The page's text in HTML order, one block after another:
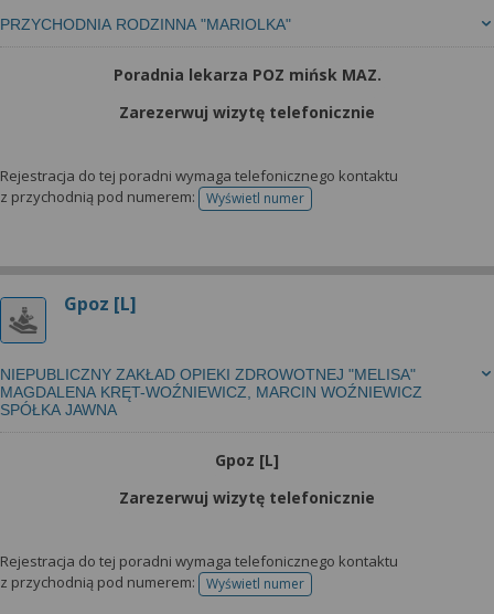
PRZYCHODNIA RODZINNA "MARIOLKA"
Poradnia lekarza POZ mińsk MAZ.
Zarezerwuj wizytę telefonicznie
Rejestracja do tej poradni wymaga telefonicznego kontaktu
z przychodnią pod numerem:
Wyświetl numertelefonu do rejestracji
Gpoz [L]
NIEPUBLICZNY ZAKŁAD OPIEKI ZDROWOTNEJ "MELISA"
MAGDALENA KRĘT-WOŹNIEWICZ, MARCIN WOŹNIEWICZ
SPÓŁKA JAWNA
Gpoz [L]
Zarezerwuj wizytę telefonicznie
Rejestracja do tej poradni wymaga telefonicznego kontaktu
z przychodnią pod numerem:
Wyświetl numertelefonu do rejestracji